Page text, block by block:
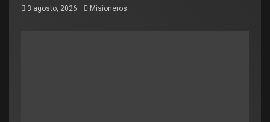
3 agosto, 2026 Misioneros